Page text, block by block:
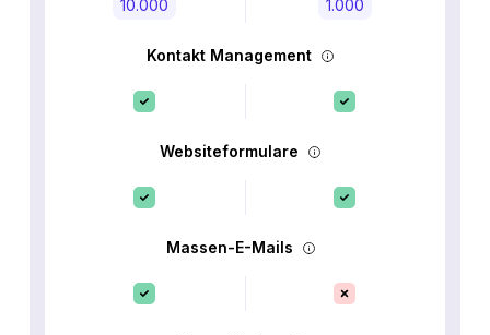
10.000 1.000
Kontakt Management
Websiteformulare
Massen-E-Mails